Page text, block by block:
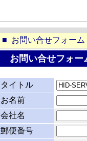
■ お問い合せフォー
お問い合せフォー
タイトル
お名前
会社名
郵便番号